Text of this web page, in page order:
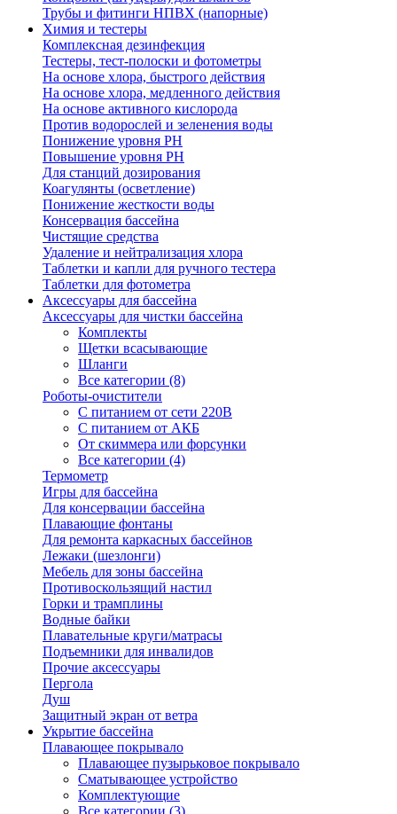
Трубы и фитинги НПВХ (напорные)
Химия и тестеры
Комплексная дезинфекция
Тестеры, тест-полоски и фотометры
На основе хлора, быстрого действия
На основе хлора, медленного действия
На основе активного кислорода
Против водорослей и зеленения воды
Понижение уровня РН
Повышение уровня РН
Для станций дозирования
Коагулянты (осветление)
Понижение жесткости воды
Консервация бассейна
Чистящие средства
Удаление и нейтрализация хлора
Таблетки и капли для ручного тестера
Таблетки для фотометра
Аксессуары для бассейна
Аксессуары для чистки бассейна
Комплекты
Щетки всасывающие
Шланги
Все категории (8)
Роботы-очистители
С питанием от сети 220В
С питанием от АКБ
От скиммера или форсунки
Все категории (4)
Термометр
Игры для бассейна
Для консервации бассейна
Плавающие фонтаны
Для ремонта каркасных бассейнов
Лежаки (шезлонги)
Мебель для зоны бассейна
Противоскользящий настил
Горки и трамплины
Водные байки
Плавательные круги/матрасы
Подъемники для инвалидов
Прочие аксессуары
Пергола
Душ
Защитный экран от ветра
Укрытие бассейна
Плавающее покрывало
Плавающее пузырьковое покрывало
Сматывающее устройство
Комплектующие
Все категории (3)